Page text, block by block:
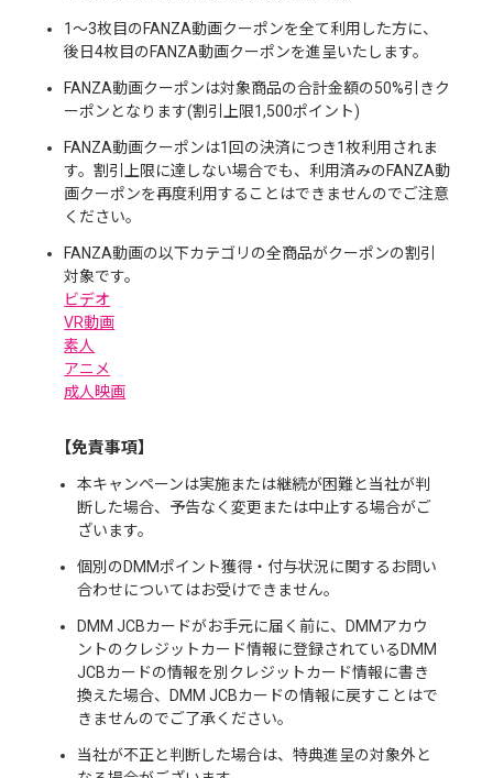
1〜3枚目のFANZA動画クーポンを全て利用した方に、
後日4枚目のFANZA動画クーポンを進呈いたします。
FANZA動画クーポンは対象商品の合計金額の50%引きク
ーポンとなります(割引上限1,500ポイント)
FANZA動画クーポンは1回の決済につき1枚利用されま
す。割引上限に達しない場合でも、利用済みのFANZA動
画クーポンを再度利用することはできませんのでご注意
ください。
FANZA動画の以下カテゴリの全商品がクーポンの割引
対象です。
ビデオ
VR動画
素人
アニメ
成人映画
【免責事項】
本キャンペーンは実施または継続が困難と当社が判
断した場合、予告なく変更または中止する場合がご
ざいます。
個別のDMMポイント獲得・付与状況に関するお問い
合わせについてはお受けできません。
DMM JCBカードがお手元に届く前に、DMMアカウ
ントのクレジットカード情報に登録されているDMM
JCBカードの情報を別クレジットカード情報に書き
換えた場合、DMM JCBカードの情報に戻すことはで
きませんのでご了承ください。
当社が不正と判断した場合は、特典進呈の対象外と